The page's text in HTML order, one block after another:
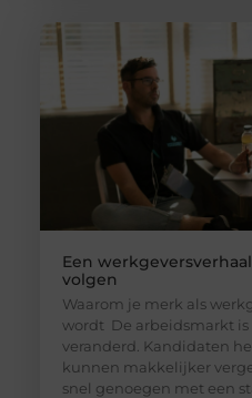
Een
volgen
Waarom je merk als
wordt De arbeidsmarkt
veranderd. Kandidaten
kunnen makkelijker
snel genoegen met een